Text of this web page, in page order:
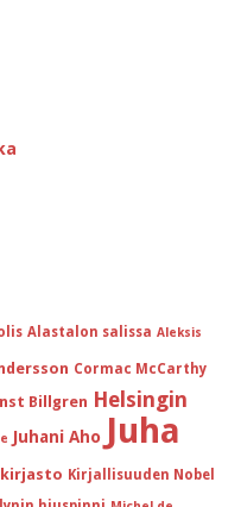
Alastalon salissa Aleksis
Cormac McCarthy
Billgren Helsingin
Juhani Aho Juha
kirjasto Kirjallisuuden Nobel